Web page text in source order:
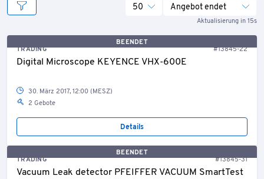
Aktualisierung in 15s
50 Angebot endet
BEENDET
TRADING
#13845-22
Digital Microscope KEYENCE VHX-600E
30. März 2017, 12:00 (MESZ)
2 Gebote
Details
BEENDET
TRADING
#13845-31
Vacuum Leak detector PFEIFFER VACUUM SmartTest